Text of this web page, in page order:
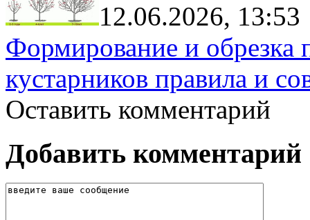
12.06.2026, 13:53
Формирование и обрезка
кустарников правила и
Оставить комментарий
Добавить комментарий